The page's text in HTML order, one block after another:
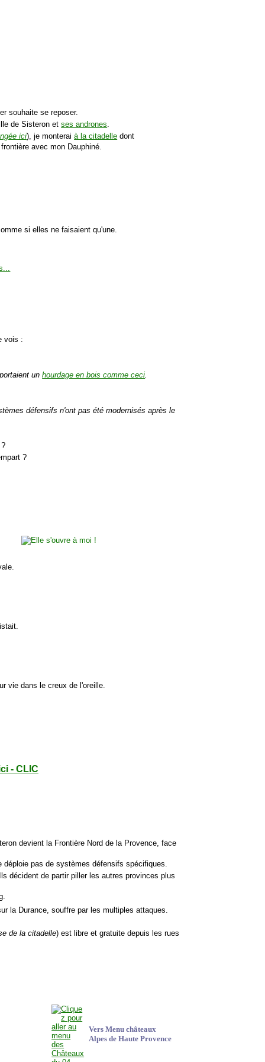
souhaite se reposer.
de Sisteron etses andrones
ici), je monteraià la citadelle dont
avec mon Dauphiné.
si elles ne faisaient qu'une.
vois :
unhourdage en bois comme ceci.
défensifs n'ont pas été modernisés après le
?
vie dans le creux de l'oreille.
- CLIC
devient la Frontière Nord de la Provence, face
pas de systèmes défensifs spécifiques.
décident de partir piller les autres provinces plus
la Durance, souffre par les multiples attaques.
de la citadelle) est libre et gratuite depuis les rues
Vers Menu châteaux
Alpes de HauteProvence